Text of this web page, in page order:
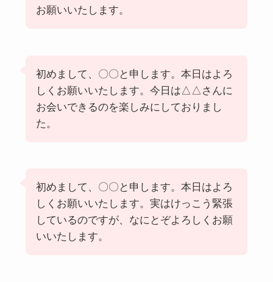
お願いいたします。
初めまして、〇〇と申します。本日はよろ
しくお願いいたします。今日は△△さんに
お会いできるのを楽しみにしておりまし
た。
初めまして、〇〇と申します。本日はよろ
しくお願いいたします。実はけっこう緊張
しているのですが、なにとぞよろしくお願
いいたします。